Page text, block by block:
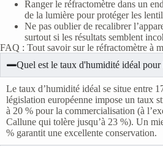
Ranger le réfractomètre dans un
de la lumière pour protéger les
Ne pas oublier de recalibrer
surtout si les résultats semblent
FAQ : Tout savoir sur le réfractomètre à
Quel est le taux d'humidité idéal pour
Le taux d’humidité idéal se situe entre
législation européenne impose un taux
à 20 % pour la commercialisation (à
Callune qui tolère jusqu’à 23 %). Un
% garantit une excellente conservation.